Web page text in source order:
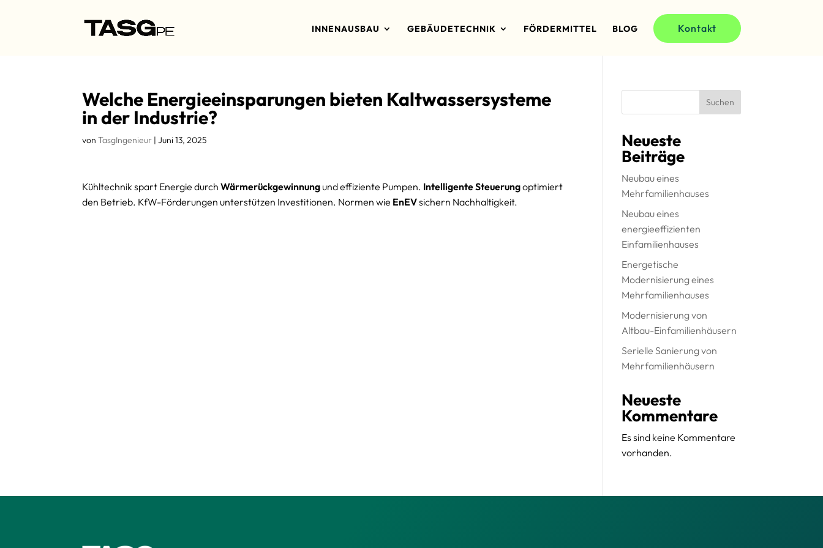
INNENAUSBAU GEBÄUDETECHNIK FÖRDERMITTEL BLOG Kontakt
Welche Energieeinsparungen bieten Kaltwassersysteme
in der Industrie?
vonTasgIngenieur |Juni 13, 2025
Kühltechnik spart Energie durchWärmerückgewinnung und effiziente Pumpen. Intelligente Steuerungoptimiert
den Betrieb. KfW-Förderungen unterstützen Investitionen. Normen wie EnEVsichern Nachhaltigkeit.
Suchen
Neueste
Beiträge
Neubau eines
Mehrfamilienhauses
Neubau eines
energieeffizienten
Einfamilienhauses
Energetische
Modernisierung eines
Mehrfamilienhauses
Modernisierung von
Altbau-Einfamilienhäusern
Serielle Sanierung von
Mehrfamilienhäusern
Neueste
Kommentare
Es sind keine Kommentare
vorhanden.